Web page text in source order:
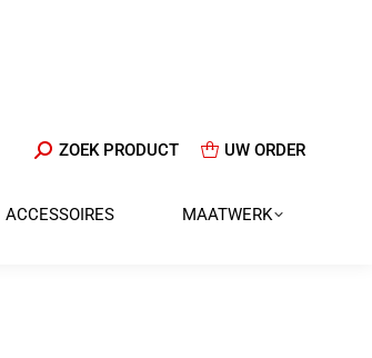
ZOEKEN:
ZOEK PRODUCT UW ORDER
ACCESSOIRES MAATWERK